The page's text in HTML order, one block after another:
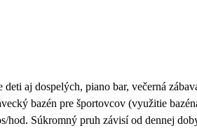
deti aj dospelých, piano bar, večerná
bazén pre športovcov (využitie
hod. Súkromný pruh závisí od dennej